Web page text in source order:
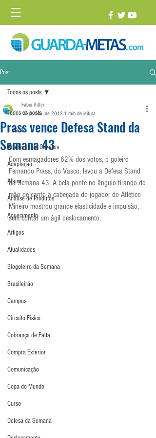
Post
Todos os posts
1 vs. 1
Academia de Goleiros
Adaptação
Altura
Análise de Produtos
Aquecimento
Artigos
Atualidades
Blogoleiro da Semana
Brasileirão
Campus
Circuito Físico
Cobrança de Falta
Compra Exterior
Comunicação
Copa do Mundo
Curso
Defesa da Semana
Todos os posts
Prass vence Defesa Stand da
Semana 43
Fabio Ritter
17 de nov. de 2012 1 min de leitura
Com esmagadores 62% dos votos, o goleiro
Fernando Prass, do Vasco, levou a Defesa Stand
da Semana 43. A bela ponte no ângulo tirando de
mão de canto a cabeçada do jogador do Atlético
Mineiro mostrou grande elasticidade e impulsão,
sem contar um ágil deslocamento.